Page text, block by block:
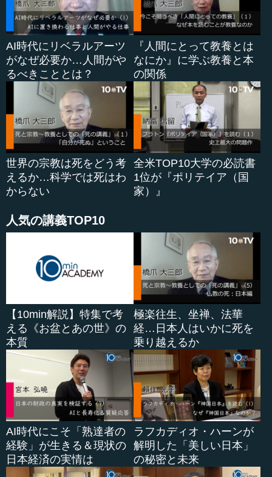
AI時代にリベラルアーツ
がなぜ必要か…人間がや
るべきこととは？
『人間にとって教養とは
なにか』に学ぶ教養と本
の関係
世界の宗教は死をどう考
えるか…科学では死はわ
からない
全米TOP10大学の必読書
1位が『ポリテイア（国
家）』
人気の講義TOP10
【10min解説】特集で考
える《お盆とあの世》の
本質
極楽往生、坐禅、法華
経…日本人はいかに死を
乗り越えるか
AI時代にこそ「熟達者の
経験」が生きる＆現状の
日本経済の実情は
ラフカディオ・ハーンが
解明した「美しい日本」
の秘密と未来